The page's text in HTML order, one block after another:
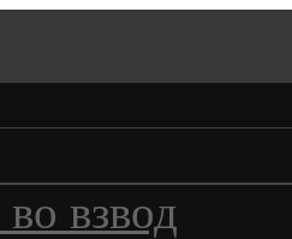
взвод